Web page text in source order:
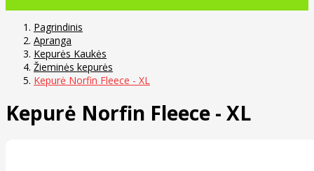
Pagrindinis
Apranga
Kepurės Kaukės
Žieminės kepurės
Kepurė Norfin Fleece - XL
Kepurė Norfin Fleece - XL